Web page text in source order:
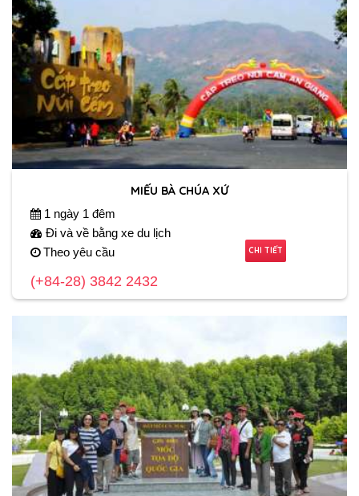
MIẾU BÀ CHÚA XỨ
1 ngày 1 đêm
Đi và về bằng xe du lịch
Theo yêu cầu
(+84-28) 3842 2432
CHI TIẾT